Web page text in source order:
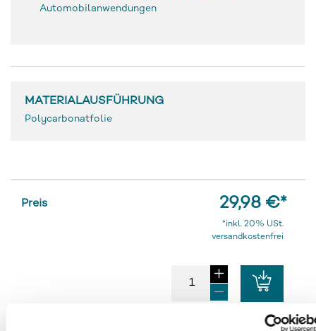
Automobilanwendungen
MATERIALAUSFÜHRUNG
Polycarbonatfolie
Preis 29,98 €*
*inkl. 20% USt.
versandkostenfrei